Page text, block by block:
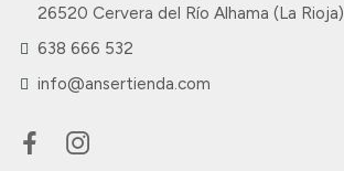
26520 Cervera del Río Alhama (La Rioja)
638 666 532
info@ansertienda.com